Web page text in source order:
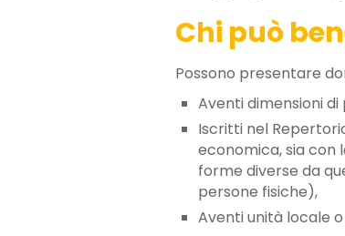
Chi può
Possono presentare
Aventi dimensioni
Iscritti nel
economica, sia con
forme diverse da
persone fisiche),
Aventi unità locale